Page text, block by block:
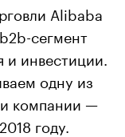
Alibaba
сегмент
инвестиции.
одну из
компании —
году.